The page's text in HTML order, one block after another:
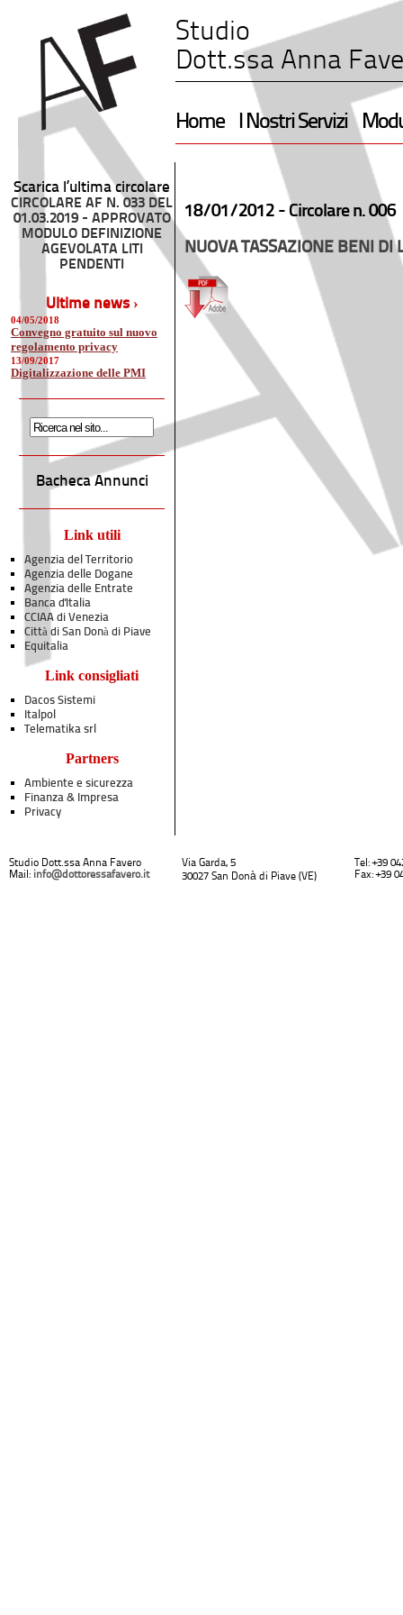
Studio
Dott.ssa Anna
Home I Nostri Servizi
Scarica l’ultima circolare
CIRCOLARE AF N. 033 DEL
01.03.2019 - APPROVATO
MODULO DEFINIZIONE
AGEVOLATA LITI
PENDENTI
Ultime news ›
04/05/2018
Convegno gratuito sul nuovo
regolamento privacy
13/09/2017
Digitalizzazione delle PMI
Bacheca Annunci
Link utili
Agenzia del Territorio
Agenzia delle Dogane
Agenzia delle Entrate
Banca d'Italia
CCIAA di Venezia
Città di San Donà di Piave
Equitalia
Link consigliati
Dacos Sistemi
Italpol
Telematika srl
Partners
Ambiente e sicurezza
Finanza & Impresa
Privacy
18/01/2012 - Circolare n. 006
NUOVA TASSAZIONE BENI DI
Studio Dott.ssa Anna Favero
Mail: info@dottoressafavero.it
Via Garda, 5
30027 San Donà di Piave (VE)
Tel: +39
Fax: +39